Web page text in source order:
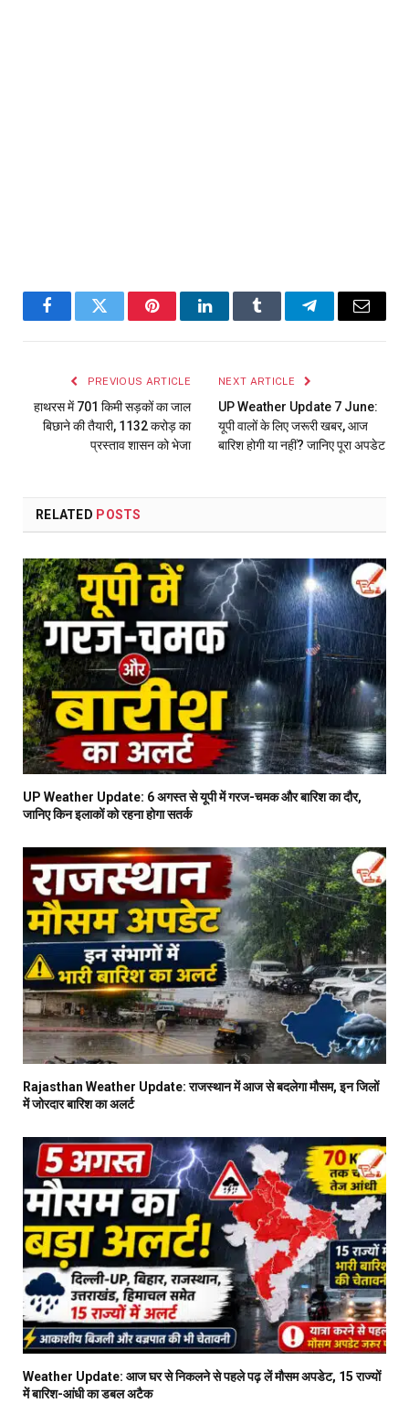
FacebookTwitter PinterestLinkedInTumblr TelegramEmail
PREVIOUS ARTICLE
हाथरस में 701 किमी सड़कों का जाल
बिछाने की तैयारी, 1132 करोड़ का
प्रस्ताव शासन को भेजा
NEXT ARTICLE
UP Weather Update 7 June:
यूपी वालों के लिए जरूरी खबर, आज
बारिश होगी या नहीं? जानिए पूरा अपडेट
RELATED POSTS
UP Weather Update: 6 अगस्त से यूपी में गरज-चमक और बारिश का दौर,
जानिए किन इलाकों को रहना होगा सतर्क
Rajasthan Weather Update: राजस्थान में आज से बदलेगा मौसम, इन जिलों
में जोरदार बारिश का अलर्ट
Weather Update: आज घर से निकलने से पहले पढ़ लें मौसम अपडेट, 15 राज्यों
में बारिश-आंधी का डबल अटैक